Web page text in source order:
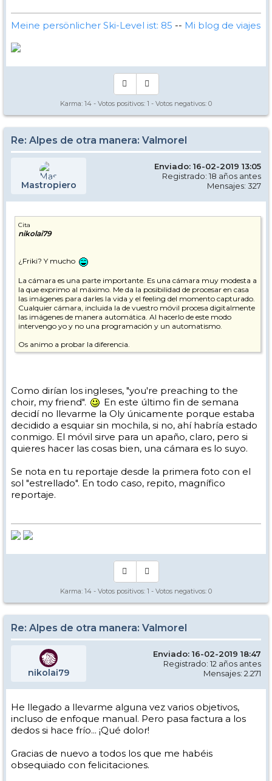
Meine persönlicher Ski-Level ist: 85 -- Mi blog de viajes
Karma: 14 - Votos positivos: 1 - Votos negativos: 0
Re: Alpes de otra manera: Valmorel
Mastropiero
Enviado: 16-02-2019 13:05
Registrado: 18 años antes
Mensajes: 327
Cita
nikolai79
¿Friki? Y mucho
La cámara es una parte importante. Es una cámara muy modesta a
la que exprimo al máximo. Me da la posibilidad de procesar en casa
las imágenes para darles la vida y el feeling del momento capturado.
Cualquier cámara, incluida la de vuestro móvil procesa digitalmente
las imágenes de manera automática. Al hacerlo de este modo
intervengo yo y no una programación y un automatismo.
Os animo a probar la diferencia.
Como dirían los ingleses, "you're preaching to the
choir, my friend".
En este último fin de semana
decidí no llevarme la Oly únicamente porque estaba
decidido a esquiar sin mochila, si no, ahí habría estado
conmigo. El móvil sirve para un apaño, claro, pero si
quieres hacer las cosas bien, una cámara es lo suyo.
Se nota en tu reportaje desde la primera foto con el
sol "estrellado". En todo caso, repito, magnífico
reportaje.
Karma: 14 - Votos positivos: 1 - Votos negativos: 0
Re: Alpes de otra manera: Valmorel
nikolai79
Enviado: 16-02-2019 18:47
Registrado: 12 años antes
Mensajes: 2.271
He llegado a llevarme alguna vez varios objetivos,
incluso de enfoque manual. Pero pasa factura a los
dedos si hace frío... ¡Qué dolor!
Gracias de nuevo a todos los que me habéis
obsequiado con felicitaciones.